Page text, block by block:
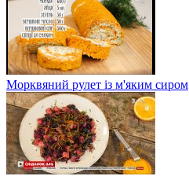
Морквяний рулет із м'яким сиром